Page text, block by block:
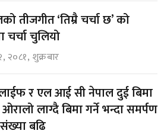
तीजगीत ‘तिम्रै चर्चा छ’ को
चर्चा चुलियो
२०८१, शुक्रबार
र एल आई सी नेपाल दुई बिमा
लाग्दै बिमा गर्ने भन्दा समर्पण
बढि